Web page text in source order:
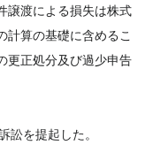
譲渡による損失は株式
計算の基礎に含めるこ
更正処分及び過少申告
を提起した。